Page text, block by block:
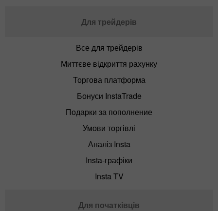
Для трейдерів
Все для трейдерів
Миттєве відкриття рахунку
Торгова платформа
Бонуси InstaTrade
Подарки за пополнение
Умови торгівлі
Аналіз Insta
Insta-графіки
Insta TV
Для початківців